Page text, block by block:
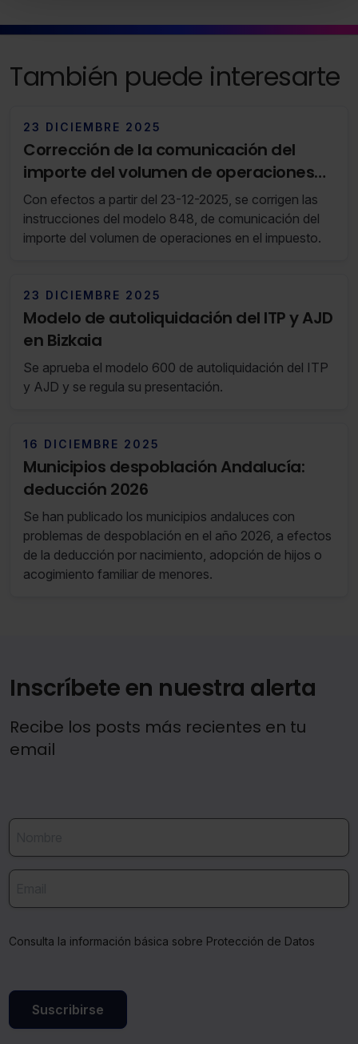
También puedesconfigurarlas cookies y seleccionar
no seleccionas ninguna utilizaremos las que sean
indispensables para la navegación.
Saber más acerca de las cookies
También puede interesarte
23 DICIEMBRE 2025
Corrección de la comunicación del
importe del volumen de operaciones
del IAE en Araba (RF 51/25 16 de
Diciembre de 2025 al 22 de Diciembre
de 2025)
Con efectos a partir del 23-12-2025, se corrigen las
instrucciones del modelo 848, de comunicación del
importe del volumen de operaciones en el impuesto.
23 DICIEMBRE 2025
Modelo de autoliquidación del ITP y AJD
en Bizkaia
Se aprueba el modelo 600 de autoliquidación del ITP
y AJD y se regula su presentación.
16 DICIEMBRE 2025
Municipios despoblación Andalucía:
deducción 2026
Se han publicado los municipios andaluces con
problemas de despoblación en el año 2026, a efectos
de la deducción por nacimiento, adopción de hijos o
acogimiento familiar de menores.
Inscríbete en nuestra alerta
Recibe los posts más recientes en tu
email
Consulta la información básica sobre Protección de Datos
Suscribirse